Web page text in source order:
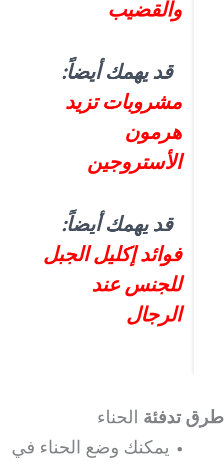
والقضيب
قد يهمك أيضاً:
مشروبات تزيد
هرمون
الأستروجين
قد يهمك أيضاً:
فوائد إكليل الجبل
للجنس عند
الرجال
طرق تدفئة الحناء
يمكنك وضع الحناء في